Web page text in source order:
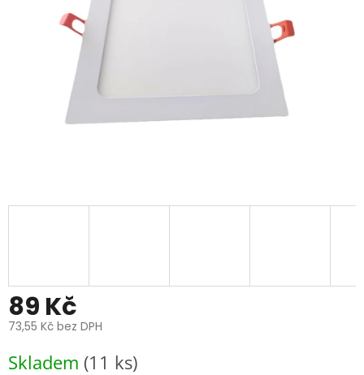
89 Kč
73,55 Kč bez DPH
cena:
Skladem (11 ks)